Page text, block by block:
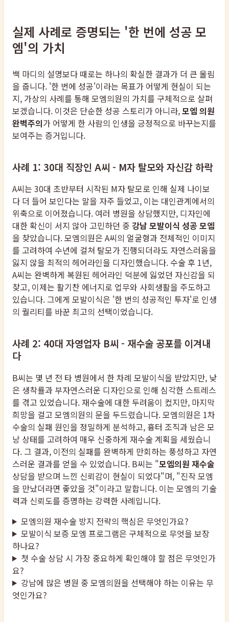
실제 사례로 증명되는 '한 번에 성공 모
엠'의 가치
백 마디의 설명보다 때로는 하나의 확실한 결과가 더 큰 울림
을 줍니다. '한 번에 성공'이라는 목표가 어떻게 현실이 되는
지, 가상의 사례를 통해 모엠의원의 가치를 구체적으로 살펴
보겠습니다. 이것은 단순한 성공 스토리가 아니라,모엠 의원
완벽주의가 어떻게 한 사람의 인생을 긍정적으로 바꾸는지를
보여주는 증거입니다.
사례 1: 30대 직장인 A씨 - M자 탈모와 자신감 하락
A씨는 30대 초반부터 시작된 M자 탈모로 인해 실제 나이보
다 더 들어 보인다는 말을 자주 들었고, 이는 대인관계에서의
위축으로 이어졌습니다. 여러 병원을 상담했지만, 디자인에
대한 확신이 서지 않아 고민하던 중 강남 모발이식 성공 모엠
을 찾았습니다. 모엠의원은 A씨의 얼굴형과 전체적인 이미지
를 고려하여 수년에 걸쳐 탈모가 진행되더라도 자연스러움을
잃지 않을 최적의 헤어라인을 디자인했습니다. 수술 후 1년,
A씨는 완벽하게 복원된 헤어라인 덕분에 잃었던 자신감을 되
찾고, 이제는 활기찬 에너지로 업무와 사회생활을 주도하고
있습니다. 그에게 모발이식은 '한 번의 성공적인 투자'로 인생
의 퀄리티를 바꾼 최고의 선택이었습니다.
사례 2: 40대 자영업자 B씨 - 재수술 공포를 이겨내
다
B씨는 몇 년 전 타 병원에서 한 차례 모발이식을 받았지만, 낮
은 생착률과 부자연스러운 디자인으로 인해 심각한 스트레스
를 겪고 있었습니다. 재수술에 대한 두려움이 컸지만, 마지막
희망을 걸고 모엠의원의 문을 두드렸습니다. 모엠의원은 1차
수술의 실패 원인을 정밀하게 분석하고, 흉터 조직과 남은 모
낭 상태를 고려하여 매우 신중하게 재수술 계획을 세웠습니
다. 그 결과, 이전의 실패를 완벽하게 만회하는 풍성하고 자연
스러운 결과를 얻을 수 있었습니다. B씨는 "모엠의원 재수술
상담을 받으며 느낀 신뢰감이 현실이 되었다"며, "진작 모엠
을 만났더라면 좋았을 것"이라고 말합니다. 이는 모엠의 기술
력과 신뢰도를 증명하는 강력한 사례입니다.
모엠의원 재수술 방지 전략의 핵심은 무엇인가요?
모발이식 보증 모엠 프로그램은 구체적으로 무엇을 보장
하나요?
첫 수술 상담 시 가장 중요하게 확인해야 할 점은 무엇인가
요?
강남에 많은 병원 중 모엠의원을 선택해야 하는 이유는 무
엇인가요?